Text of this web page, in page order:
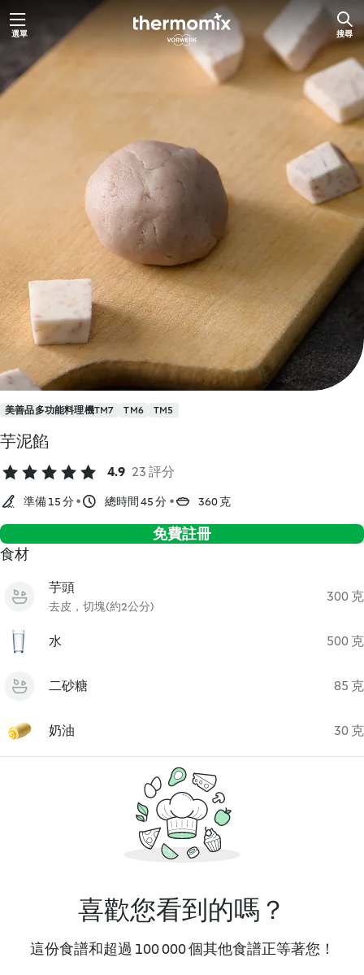
跳
內
容
選單 搜尋
美善品多功能料理機TM7 TM6 TM5
芋泥餡
4.9 23 評分
準備 15 分 總時間 45 分 360 克
免費註冊
食材
芋頭
去皮，切塊(約2公分)
300 克
水 500 克
二砂糖 85 克
奶油 30 克
喜歡您看到的嗎？
這份食譜和超過 100 000 個其他食譜正等著您！